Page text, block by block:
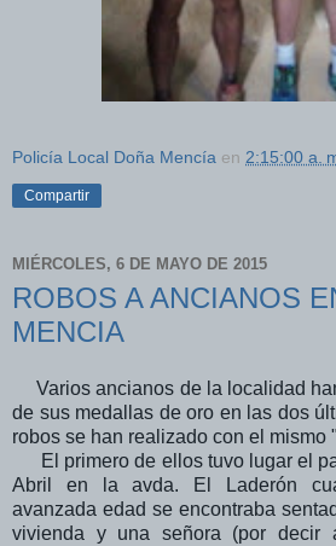
Policía Local Doña Mencía en 2:15:00 a.
Compartir
MIÉRCOLES, 6 DE MAYO DE 2015
ROBOS A ANCIANOS
MENCIA
Varios ancianos de la localidad
de sus medallas de oro en las dos
robos se han realizado con el mismo
El primero de ellos tuvo lugar el
Abril en la avda. El Laderón
avanzada edad se encontraba
vivienda y una señora (por decir